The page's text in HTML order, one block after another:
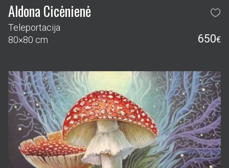
Aldona Cicėnienė
Teleportacija
80×80 cm
650€